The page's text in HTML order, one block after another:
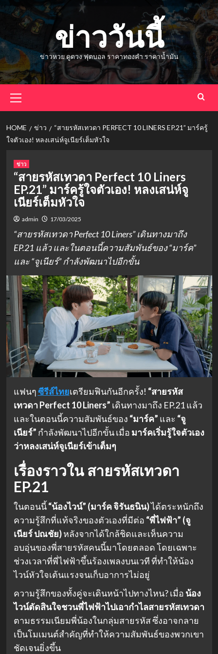
Skip
ข่าววันนี้
ข่าวหวย ดูดวง ฟุตบอล ราคาทองคำ ราคาน้ำมัน
Menu
HOME ข่าว
“สายรหัสเทวดา PERFECT 10 LINERS EP.21” มาร์ครู้
ใจตัวเอง! หลงเสน่ห์จูเนียร์เต็มหัวใจ
ข่าว
“สายรหัสเทวดา Perfect 10 Liners
EP.21” มาร์ครู้ใจตัวเอง! หลงเสน่ห์จู
เนียร์เต็มหัวใจ
admin 17/03/2025
“สายรหัสเทวดา Perfect 10 Liners” เดินทางมาถึง
EP.21 แล้ว และในตอนนี้ความสัมพันธ์ของ “มาร์ค”
และ “จูเนียร์” กำลังพัฒนาไปอีกขั้น
แฟนๆซีรีส์ไทยเตรียมฟินกันอีกครั้ง! “สายรหัส
เทวดา Perfect 10 Liners” เดินทางมาถึง EP.21 แล้ว
และในตอนนี้ความสัมพันธ์ของ “มาร์ค” และ “จู
เนียร์” กำลังพัฒนาไปอีกขั้น เมื่อ มาร์คเริ่มรู้ใจตัวเอง
ว่าหลงเสน่ห์จูเนียร์เข้าเต็มๆ
เรื่องราวใน สายรหัสเทวดา
EP.21
ในตอนนี้“น้องไวน์” (มาร์ค จิรันธนิน)ได้ตระหนักถึง
ความรู้สึกที่แท้จริงของตัวเองที่มีต่อ “พี่ไฟฟ้า” (จู
เนียร์ ปณชัย)หลังจากได้ใกล้ชิดและเห็นความ
อบอุ่นของพี่สายรหัสคนนี้มาโดยตลอด โดยเฉพาะ
ช่วงเวลาที่พี่ไฟฟ้าขึ้นร้องเพลงบนเวที ที่ทำให้น้อง
ไวน์หัวใจเต้นแรงจนเก็บอาการไม่อยู่
ความรู้สึกของทั้งคู่จะเดินหน้าไปทางไหน? เมื่อ น้อง
ไวน์ตัดสินใจชวนพี่ไฟฟ้าไปเอากำไลสายรหัสเทวดา
ตามธรรมเนียมพี่น้องในกลุ่มสายรหัส ซึ่งอาจกลาย
เป็นโมเมนต์สำคัญที่ทำให้ความสัมพันธ์ของพวกเขา
ชัดเจนยิ่งขึ้น